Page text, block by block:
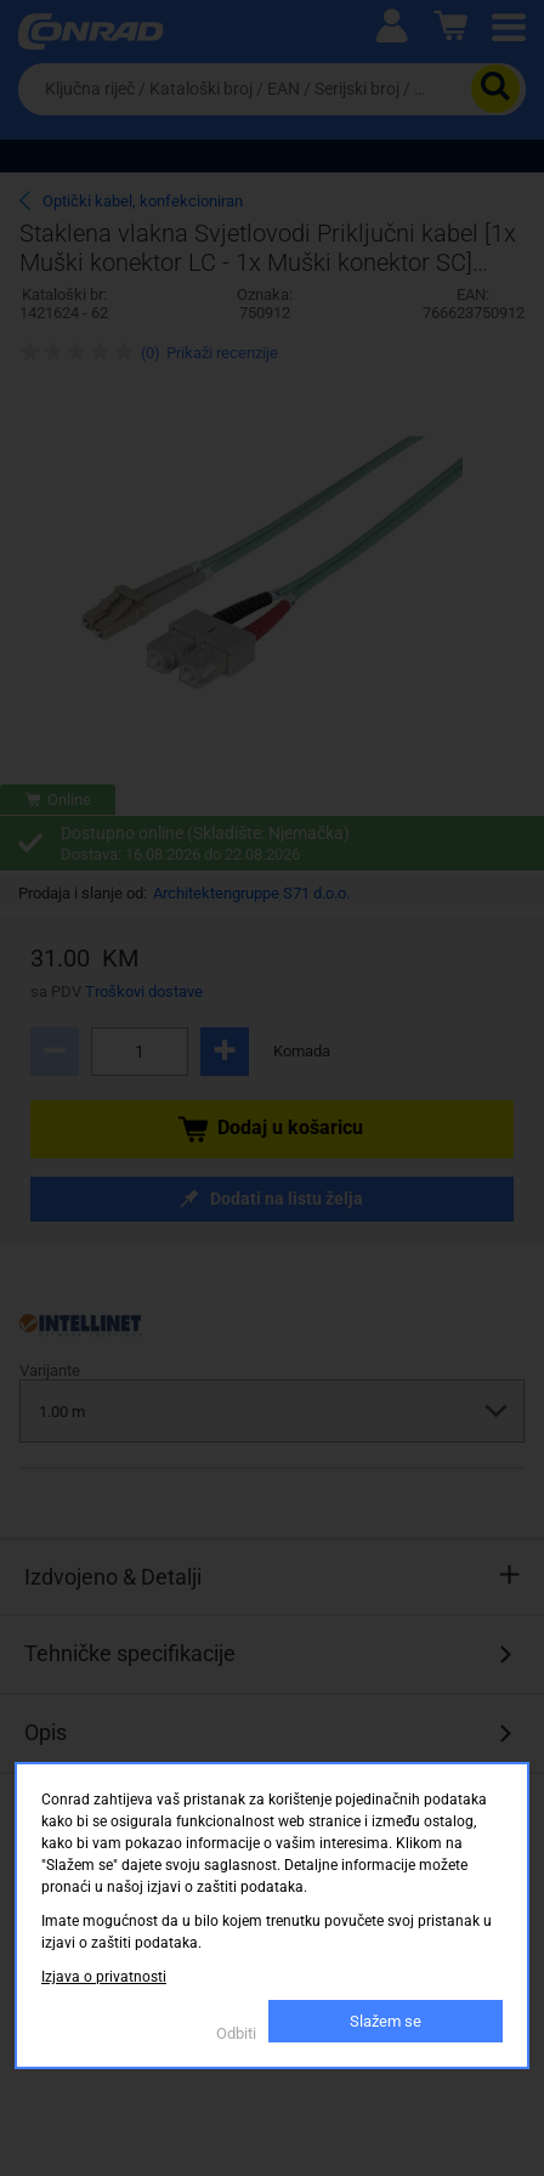
Ova postavka prilagođava asortiman proizvoda i
cijene vašim potrebama.
Pravno lice
Da
biste
potražili
proizvod,
unesite
ključnu
riječ,
kataloški
broj,
EAN
ili
Optički kabel, konfekcioniran
Staklena vlakna Svjetlovodi Priključni kabel [1x
Muški konektor LC - 1x Muški konektor SC]
50/125 µ Multimode OM3 1 m Inte
Kataloški br:
1421624 - 62
Oznaka:
750912
EAN:
766623750912
Online
Dostupno online (Skladište: Njemačka)
Dostava: 16.08.2026 do 22.08.2026
Prodaja i slanje od: Architektengruppe S71 d.o.o.
31.00 KM
sa PDV Troškovi dostave
Komada
Dodaj u košaricu
Dodati na listu želja
(0) Prikaži recenzije
Varijante
Izdvojeno & Detalji
Pogodan
optičke
aplikacije
propusnost
nisko
prigušenje
za
velike
Tehničke specifikacije
Opis
Ocjene kupaca
Conrad zahtijeva vaš pristanak za korištenje pojedinačnih podataka
kako bi se osigurala funkcionalnost web stranice i između ostalog,
kako bi vam pokazao informacije o vašim interesima. Klikom na
"Slažem se" dajete svoju saglasnost. Detaljne informacije možete
pronaći u našoj izjavi o zaštiti podataka.
Imate mogućnost da u bilo kojem trenutku povučete svoj pristanak u
izjavi o zaštiti podataka.
Izjava o privatnosti
Odbiti
Slažem se